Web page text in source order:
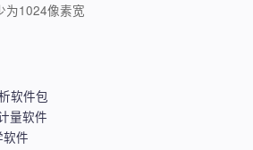
为1024像素宽
软件包
量软件
件